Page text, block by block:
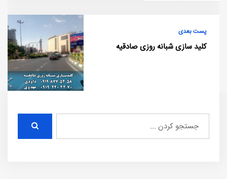
پست بعدی
کلید سازی شبانه روزی صادقیه